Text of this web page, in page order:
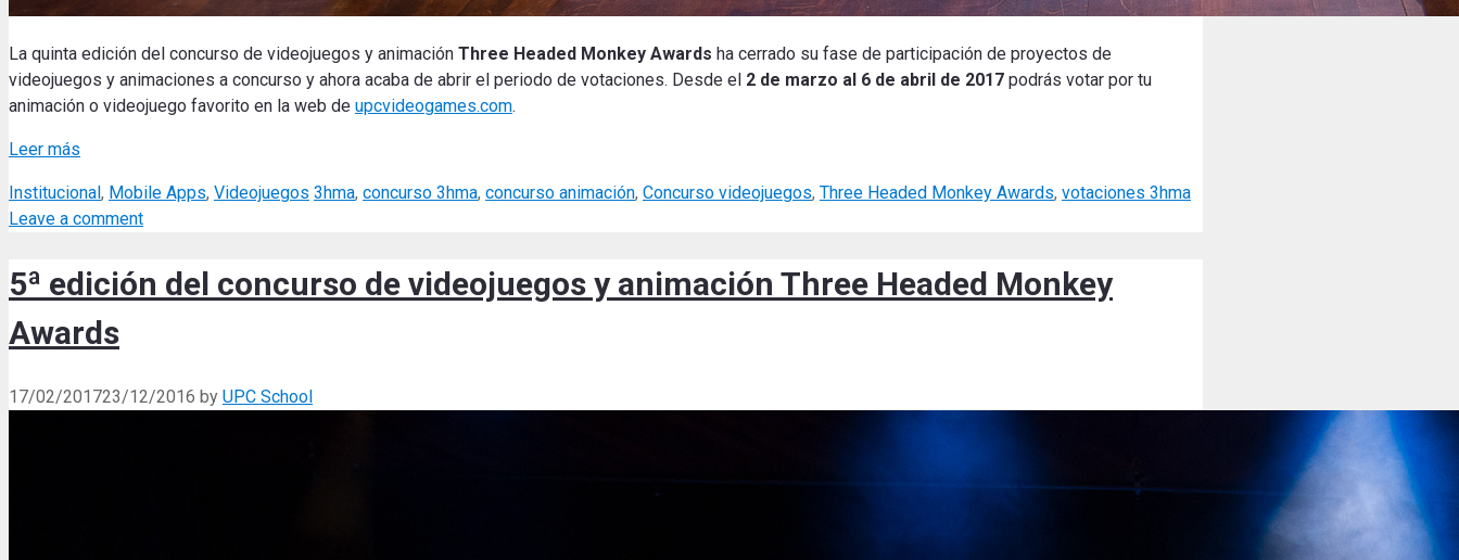
La quinta edición del concurso de videojuegos y animación Three Headed Monkey Awards ha cerrado su fase de participación de proyectos de
videojuegos y animaciones a concurso y ahora acaba de abrir el periodo de votaciones. Desde el 2 de marzo al 6 de abril de 2017 podrás votar por tu
animación o videojuego favorito en la web de upcvideogames.com.
Leer más
Categories
Institucional, Mobile Apps, Videojuegos Tags
3hma, concurso 3hma, concurso animación, Concurso videojuegos, Three Headed Monkey Awards, votaciones 3hma
Leave a comment
5ª edición del concurso de videojuegos y animación Three Headed Monkey
Awards
17/02/201723/12/2016 by UPC School